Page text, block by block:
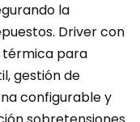
la
Driver con
térmica para
gestión de
configurable y